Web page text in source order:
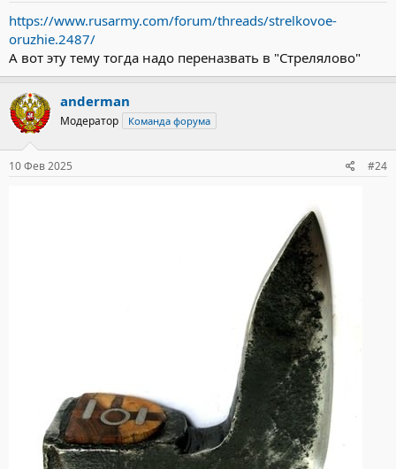
https://www.rusarmy.com/forum/threads/strelkovoe-
oruzhie.2487/
А вот эту тему тогда надо переназвать в "Стрелялово"
anderman
Модератор Команда форума
10 Фев 2025 #24